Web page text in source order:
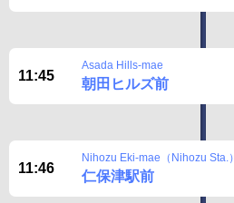
11:45
Asada Hills-mae
朝田ヒルズ前
11:46
Nihozu Eki-mae（Nihozu Sta.）
仁保津駅前